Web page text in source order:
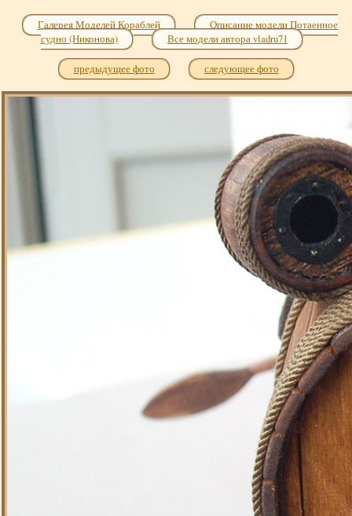
Галерея Моделей Кораблей
Описание модели Потаенное
судно (Никонова)
Все модели автора vladru71
предыдущее фото следующее фото